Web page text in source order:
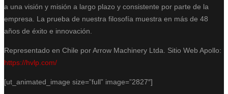
a una visión y misión a largo plazo y consistente por parte de la
empresa. La prueba de nuestra filosofía muestra en más de 48
años de éxito e innovación.
Representado en Chile por Arrow Machinery Ltda. Sitio Web Apollo:
https://hvlp.com/
[ut_animated_image size=”full” image=”2827″]